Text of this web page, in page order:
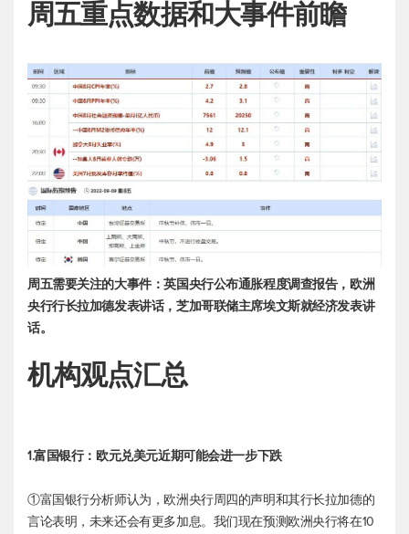
周五重点数据和大事件前瞻
周五需要关注的大事件：英国央行公布通胀程度调查报告，欧洲
央行行长拉加德发表讲话，芝加哥联储主席埃文斯就经济发表讲
话。
机构观点汇总
1.富国银行： 欧元兑美元近期可能会进一步下跌
①富国银行分析师认为，欧洲央行周四的声明和其行长拉加德的
言论表明，未来还会有更多加息。我们现在预测欧洲央行将在10